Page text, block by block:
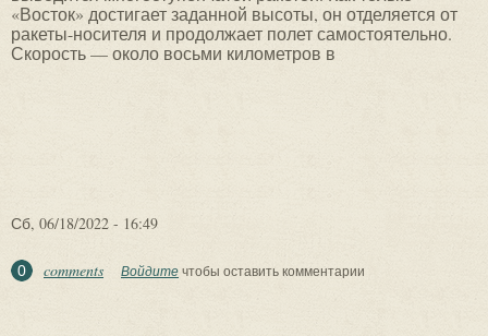
Сб, 06/18/2022 - 16:49
0 comments Войдитечтобы оставить комментарии